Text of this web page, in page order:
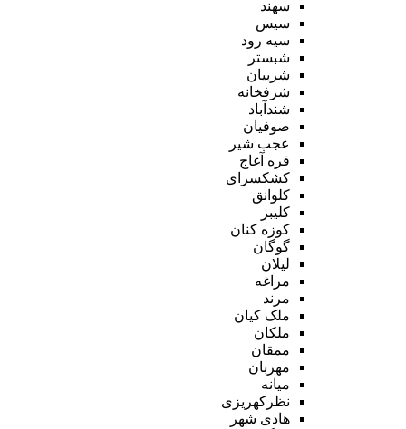
سهند
سیس
سیه رود
شبستر
شربیان
شرفخانه
شندآباد
صوفیان
عجب شیر
قره آغاج
کشکسرای
کلوانق
کلیبر
کوزه کنان
گوگان
لیلان
مراغه
مرند
ملک کیان
ملکان
ممقان
مهربان
میانه
نظرکهریزی
هادی شهر